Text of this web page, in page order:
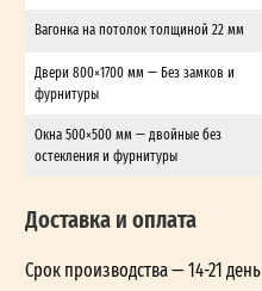
Вагонка на потолок толщиной 22 мм
Двери 800×1700 мм — Без замков и
фурнитуры
Окна 500×500 мм — двойные без
остекления и фурнитуры
Доставка и оплата
Срок производства — 14-21 день